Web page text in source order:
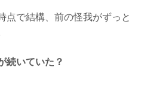
で結構、前の怪我がずっと
続いていた？